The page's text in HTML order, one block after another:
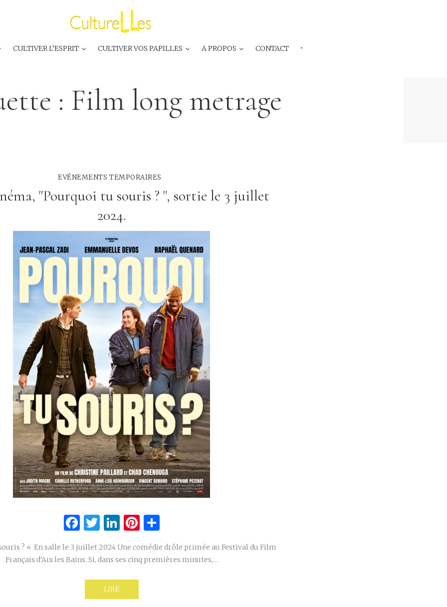
CULTIVER L’ESPRIT CULTIVER VOS PAPILLES A PROPOS CONTACT ···
: Film long metrage
EVÉNEMENTS TEMPORAIRES
"Pourquoi tu souris ? ", sortie le 3 juillet
2024.
Facebook
Twitter
LinkedIn
Pinterest
? « En salle le 3 juillet 2024 Une comédie drôle primée au Festival du Film
Français d’Aix les Bains. Si, dans ses cinq premières minutes,…
LIRE